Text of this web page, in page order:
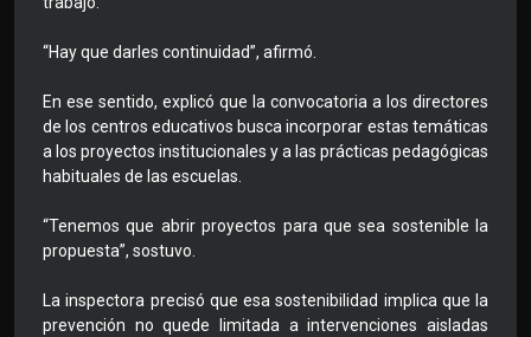
“Hay que darles continuidad”, afirmó.
En ese sentido, explicó que la convocatoria a los directores
de los centros educativos busca incorporar estas temáticas
a los proyectos institucionales y a las prácticas pedagógicas
habituales de las escuelas.
“Tenemos que abrir proyectos para que sea sostenible la
propuesta”, sostuvo.
La inspectora precisó que esa sostenibilidad implica que la
prevención no quede limitada a intervenciones aisladas